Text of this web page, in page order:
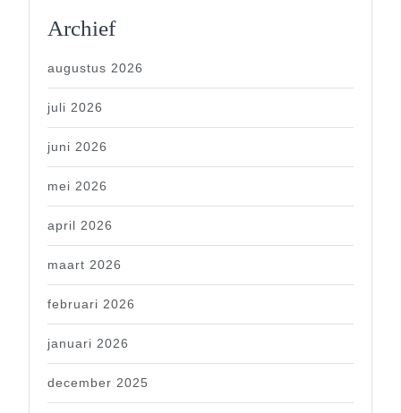
Archief
augustus 2026
juli 2026
juni 2026
mei 2026
april 2026
maart 2026
februari 2026
januari 2026
december 2025